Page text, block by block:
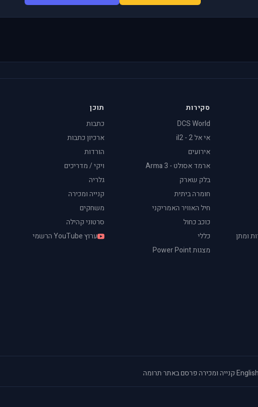
ומתן
סקירות
DCS World
אי אל 2 - il2
אירועים
ארמד אסולט - Arma 3
בלק שארק
חומרה ביתית
חיל האוויר האמריקני
כוכב כחול
כללי
מצגות Power Point
תוכן
כתבות
ארכיון כתבות
הורדות
ויקי / מדריכים
גלריה
קנייה ומכירה
משחקים
סרטוני קהילה
ערוץ YouTube הרשמי
·קנייה ומכירה·פרסם באתר·תרומה